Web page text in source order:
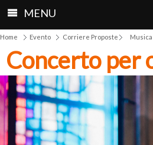
MENU
Home Evento Corriere Proposte
Concerto per